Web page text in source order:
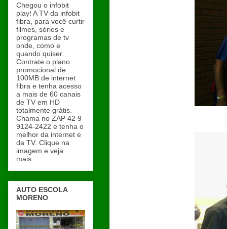
Chegou o infobit
play! A TV da infobit
fibra, para você curtir
filmes, séries e
programas de tv
onde, como e
quando quiser.
Contrate o plano
promocional de
100MB de internet
fibra e tenha acesso
a mais de 60 canais
de TV em HD
totalmente grátis.
Chama no ZAP 42 9
9124-2422 e tenha o
melhor da internet e
da TV. Clique na
imagem e veja
mais...
AUTO ESCOLA
MORENO